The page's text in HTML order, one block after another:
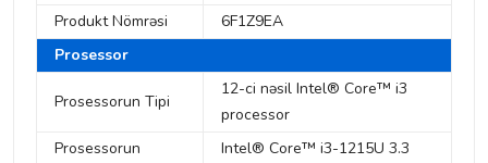
Produkt Nömrəsi
6F1Z9EA
Prosessor
Prosessorun Tipi
12-ci nəsil Intel® Core™ i3
processor
Prosessorun
Intel® Core™ i3-1215U 3.3